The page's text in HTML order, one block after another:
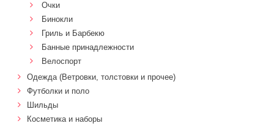
Очки
Бинокли
Гриль и Барбекю
Банные принадлежности
Велоспорт
Одежда (Ветровки, толстовки и прочее)
Футболки и поло
Шильды
Косметика и наборы